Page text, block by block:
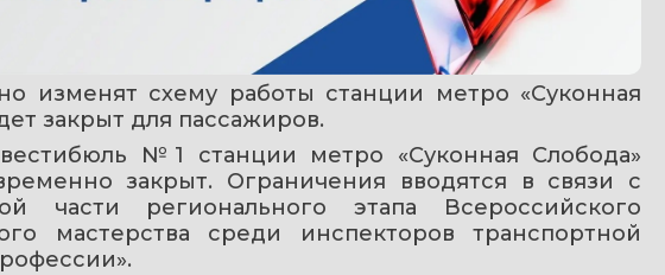
изменят схему работы станции метро «Суконная
закрыт для пассажиров.
№1 станции метро «Суконная Слобода»
закрыт. Ограничения вводятся в связи с
части регионального этапа Всероссийского
мастерства среди инспекторов транспортной